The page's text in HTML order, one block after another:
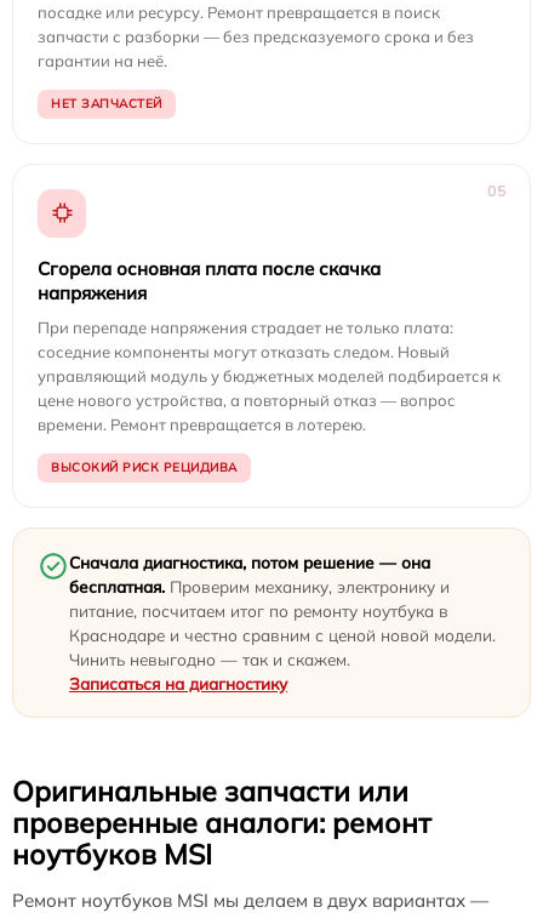
посадке или ресурсу. Ремонт превращается в поиск
запчасти с разборки — без предсказуемого срока и без
гарантии на неё.
НЕТ ЗАПЧАСТЕЙ
05
Сгорела основная плата после скачка
напряжения
При перепаде напряжения страдает не только плата:
соседние компоненты могут отказать следом. Новый
управляющий модуль у бюджетных моделей подбирается к
цене нового устройства, а повторный отказ — вопрос
времени. Ремонт превращается в лотерею.
ВЫСОКИЙ РИСК РЕЦИДИВА
Сначала диагностика, потом решение — она
бесплатная. Проверим механику, электронику и
питание, посчитаем итог по ремонту ноутбука в
Краснодаре и честно сравним с ценой новой модели.
Чинить невыгодно — так и скажем.
Записаться на диагностику
Оригинальные запчасти или
проверенные аналоги: ремонт
ноутбуков MSI
Ремонт ноутбуков MSI мы делаем в двух вариантах —